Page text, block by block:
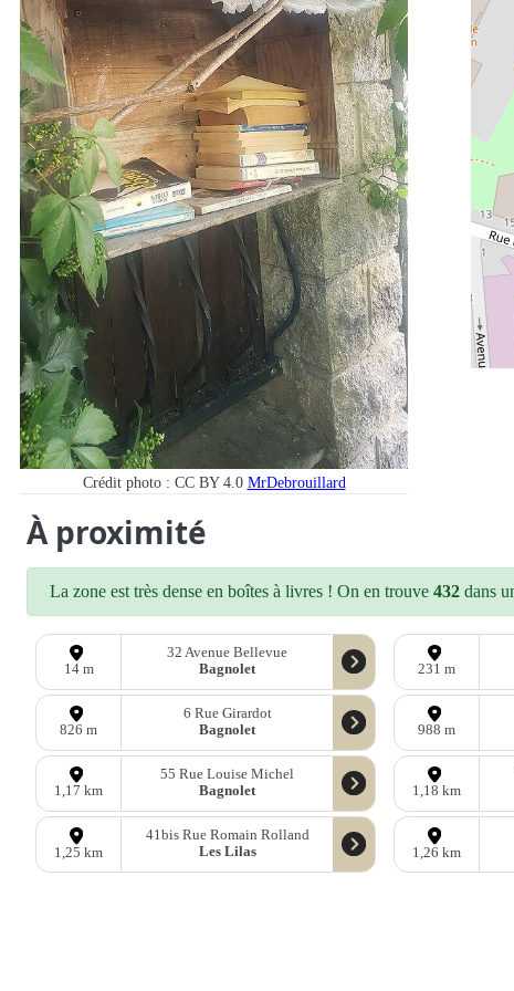
Crédit photo : CC BY 4.0 MrDebrouillard
À proximité
La zone est très dense en boîtes à livres ! On en trouve 432 dans
14 m
32 Avenue Bellevue
Bagnolet
231 m
826 m
6 Rue Girardot
Bagnolet
988 m
1,17 km
55 Rue Louise Michel
Bagnolet
1,18 km
1,25 km
41bis Rue Romain Rolland
Les Lilas
1,26 km